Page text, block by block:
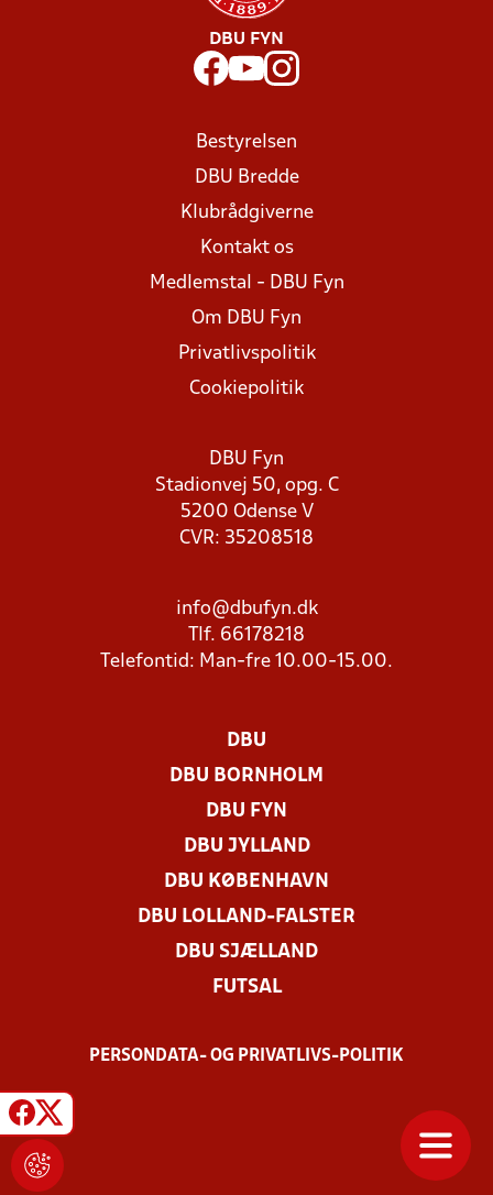
DBU FYN
Bestyrelsen
DBU Bredde
Klubrådgiverne
Kontakt os
Medlemstal - DBU Fyn
Om DBU Fyn
Privatlivspolitik
Cookiepolitik
DBU Fyn
Stadionvej 50, opg. C
5200 Odense V
CVR: 35208518
info@dbufyn.dk
Tlf. 66178218
Telefontid: Man-fre 10.00-15.00.
DBU
DBU BORNHOLM
DBU FYN
DBU JYLLAND
DBU KØBENHAVN
DBU LOLLAND-FALSTER
DBU SJÆLLAND
FUTSAL
PERSONDATA- OG PRIVATLIVS-POLITIK